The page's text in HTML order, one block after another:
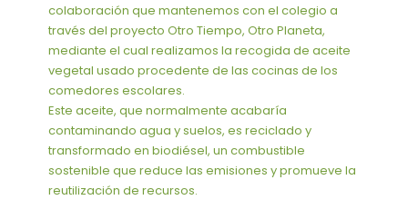
colaboración que mantenemos con el colegio a
través del proyecto Otro Tiempo, Otro Planeta,
mediante el cual realizamos la recogida de aceite
vegetal usado procedente de las cocinas de los
comedores escolares.
Este aceite, que normalmente acabaría
contaminando agua y suelos, es reciclado y
transformado en biodiésel, un combustible
sostenible que reduce las emisiones y promueve la
reutilización de recursos.